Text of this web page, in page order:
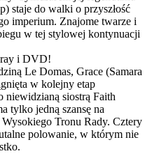
staje do walki o przyszłość
imperium. Znajome twarze i
w tej stylowej kontynuacji
ray i DVD!
Le Domas, Grace (Samara
w kolejny etap
niewidzianą siostrą Faith
tylko jedną szansę na
Tronu Rady. Cztery
polowanie, w którym nie